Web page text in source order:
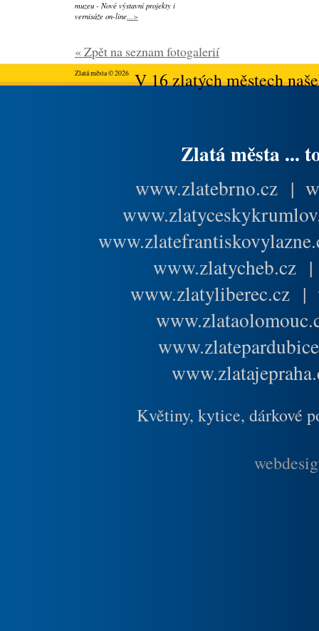
muzeu - Nové výstavní projekty i
vernisáže on-line...>
« Zpět na seznam fotogalerií
Zlatá města © 2026V 16 zlatých městech
Zlatá města ...
www.zlatebrno.cz |
www.zlatycheb.cz
www.zlatyliberec.cz |
Květiny, kytice, dárkové